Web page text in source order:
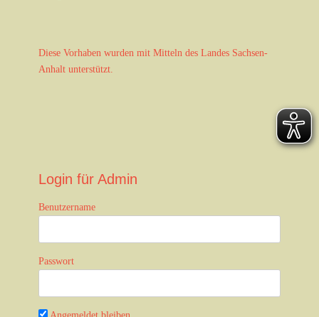
Diese Vorhaben wurden mit Mitteln des Landes Sachsen-
Anhalt unterstützt.
Login für Admin
Benutzername
Passwort